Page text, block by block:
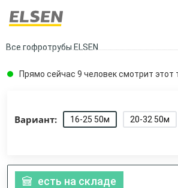
Все гофротрубы ELSEN
Прямо сейчас 9 человек смотрит этот
Вариант: 16-25 50м 20-32 50м
есть на складе